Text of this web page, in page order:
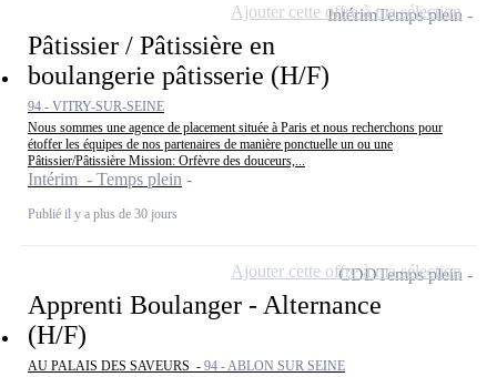
Pâtissier / Pâtissière en
boulangerie pâtisserie (H/F)
94 - VITRY-SUR-SEINE
Nous sommes une agence de placement située à Paris et nous recherchons pour
étoffer les équipes de nos partenaires de manière ponctuelle un ou une
Pâtissier/Pâtissière Mission: Orfèvre des douceurs,...
Intérim - Temps plein
Publié il y a plus de 30 jours
IntérimTemps plein
Ajouter cette offre à ma sélection
Apprenti Boulanger - Alternance
(H/F)
AU PALAIS DES SAVEURS - 94 - ABLON SUR SEINE
CDDTemps plein
Ajouter cette offre à ma sélection